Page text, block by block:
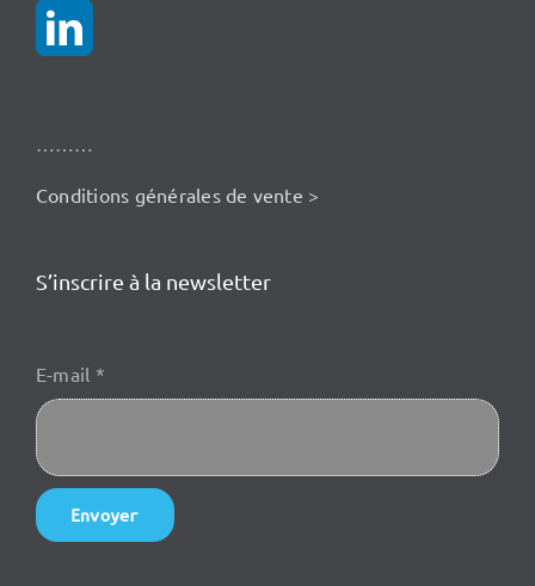
………
Conditions générales de vente >
S’inscrire à la newsletter
E-mail *
Envoyer